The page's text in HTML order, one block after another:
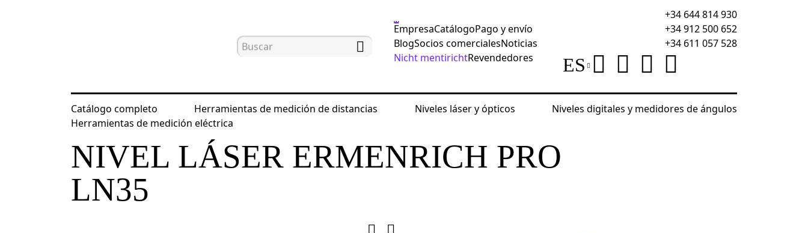
EmpresaCatálogoPago y envío
BlogSocios comercialesNoticias
Nicht mentirichtRevendedores
+34 644 814 930
+34 912 500 652
+34 611 057 528
ES
Catálogo completo Herramientas de medición de distancias Niveles láser y ópticos
Niveles digitales y medidores de ángulos
Herramientas de medición eléctrica
Inicio Catálogo Niveles láser y ópticos Niveles láser Nivel láser Ermenrich PRO LN35
NIVEL LÁSER ERMENRICH PRO
LN35